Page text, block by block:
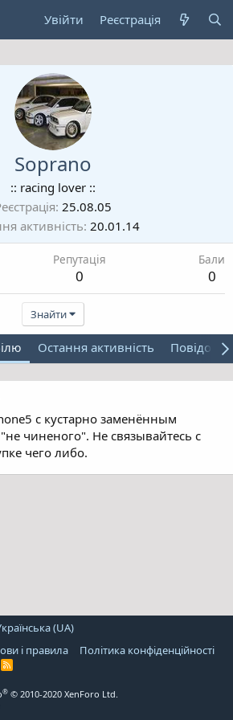
Увійти Реєстрація
Soprano
:: racing lover ::
25.08.05
активність 20.01.14
Репутація
0
Бали
0
Знайти
Остання активність
с кустарно заменённым
чиненого". Не связывайтесь с
чего либо.
(UA)
і правила
Політика конфіденційності
R
® © 2010-2020 XenForo Ltd.